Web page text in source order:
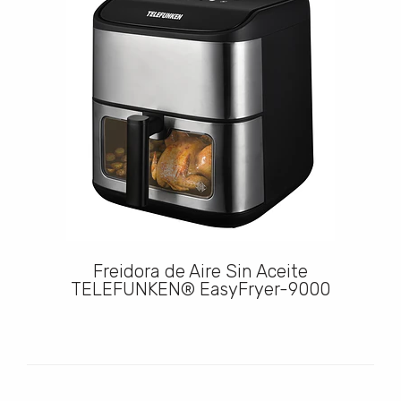
Freidora de Aire Sin Aceite
TELEFUNKEN® EasyFryer-9000